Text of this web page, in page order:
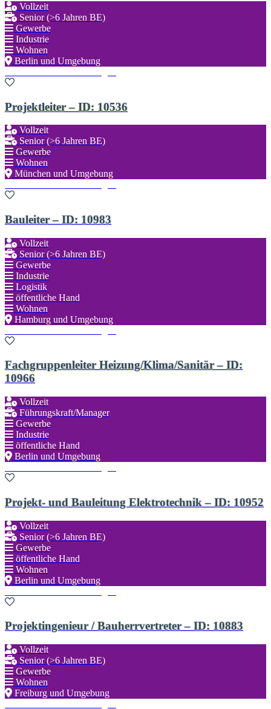
Vollzeit
Senior (>6 Jahren BE)
Gewerbe
Industrie
Wohnen
Berlin und Umgebung
Projektleiter – ID: 10536
Vollzeit
Senior (>6 Jahren BE)
Gewerbe
Wohnen
München und Umgebung
Bauleiter – ID: 10983
Vollzeit
Senior (>6 Jahren BE)
Gewerbe
Industrie
Logistik
öffentliche Hand
Wohnen
Hamburg und Umgebung
Fachgruppenleiter Heizung/Klima/Sanitär – ID:
10966
Vollzeit
Führungskraft/Manager
Gewerbe
Industrie
öffentliche Hand
Berlin und Umgebung
Projekt- und Bauleitung Elektrotechnik – ID: 10952
Vollzeit
Senior (>6 Jahren BE)
Gewerbe
öffentliche Hand
Wohnen
Berlin und Umgebung
Projektingenieur / Bauherrvertreter – ID: 10883
Vollzeit
Senior (>6 Jahren BE)
Gewerbe
Wohnen
Freiburg und Umgebung